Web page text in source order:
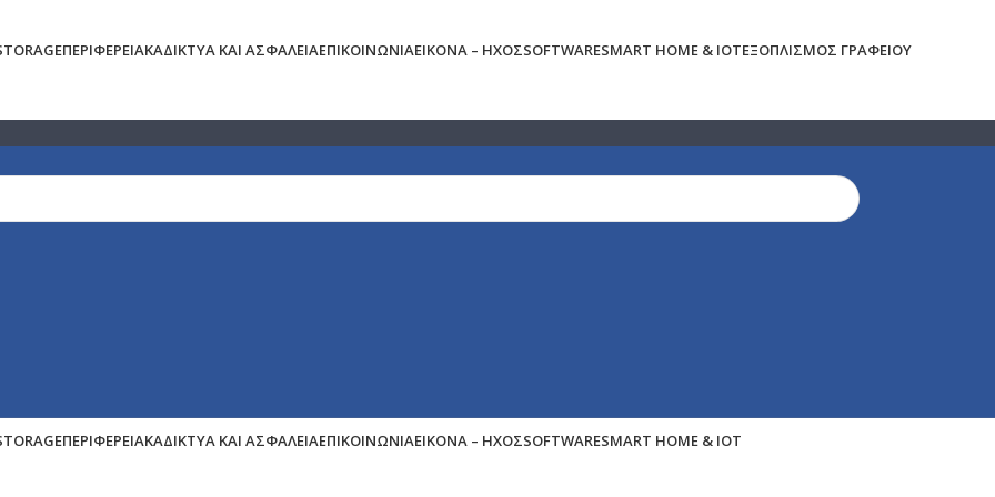
ΠΕΡΙΦΕΡΕΙΑΚΆΔΊΚΤΥΑ ΚΑΙ ΑΣΦΆΛΕΙΑΕΠΙΚΟΙΝΩΝΊΑΕΙΚΌΝΑ – ΉΧΟΣSOFTWARESMART HOME & IOTΕΞΟΠΛΙΣΜΌΣ ΓΡΑΦΕΊΟΥ
ΠΕΡΙΦΕΡΕΙΑΚΆΔΊΚΤΥΑ ΚΑΙ ΑΣΦΆΛΕΙΑΕΠΙΚΟΙΝΩΝΊΑΕΙΚΌΝΑ – ΉΧΟΣSOFTWARESMART HOME & IOT